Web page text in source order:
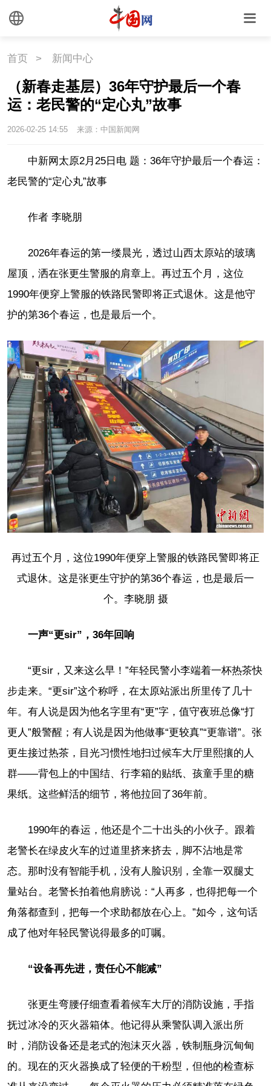
首页 > 新闻中心
（新春走基层）36年守护最后一个春
运：老民警的“定心丸”故事
2026-02-25 14:55 来源：中国新闻网
中新网太原2月25日电 题：36年守护最后一个春运：
老民警的“定心丸”故事
作者 李晓朋
2026年春运的第一缕晨光，透过山西太原站的玻璃
屋顶，洒在张更生警服的肩章上。再过五个月，这位
1990年便穿上警服的铁路民警即将正式退休。这是他守
护的第36个春运，也是最后一个。
再过五个月，这位1990年便穿上警服的铁路民警即将正
式退休。这是张更生守护的第36个春运，也是最后一
个。李晓朋 摄
一声“更sir”，36年回响
“更sir，又来这么早！”年轻民警小李端着一杯热茶快
步走来。“更sir”这个称呼，在太原站派出所里传了几十
年。有人说是因为他名字里有“更”字，值守夜班总像“打
更人”般警醒；有人说是因为他做事“更较真”“更靠谱”。张
更生接过热茶，目光习惯性地扫过候车大厅里熙攘的人
群——背包上的中国结、行李箱的贴纸、孩童手里的糖
果纸。这些鲜活的细节，将他拉回了36年前。
1990年的春运，他还是个二十出头的小伙子。跟着
老警长在绿皮火车的过道里挤来挤去，脚不沾地是常
态。那时没有智能手机，没有人脸识别，全靠一双腿丈
量站台。老警长拍着他肩膀说：“人再多，也得把每一个
角落都查到，把每一个求助都放在心上。”如今，这句话
成了他对年轻民警说得最多的叮嘱。
“设备再先进，责任心不能减”
张更生弯腰仔细查看着候车大厅的消防设施，手指
抚过冰冷的灭火器箱体。他记得从乘警队调入派出所
时，消防设备还是老式的泡沫灭火器，铁制瓶身沉甸甸
的。现在的灭火器换成了轻便的干粉型，但他的检查标